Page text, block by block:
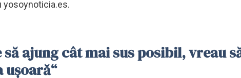
yosoynoticia.es.
să ajung cât mai sus posibil, vreau